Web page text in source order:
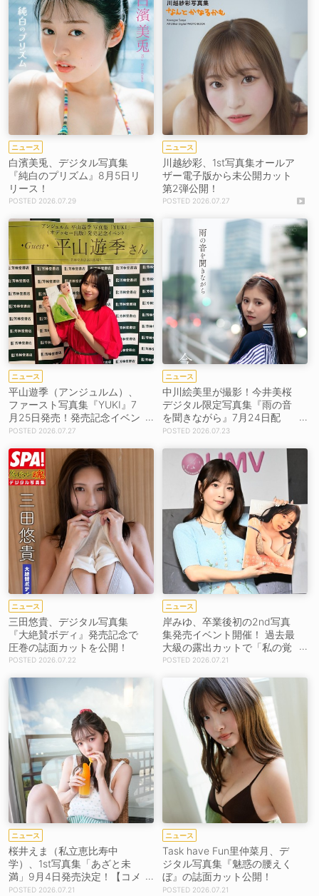
ニュース
白濱美兎、デジタル写真集
『純白のプリズム』8月5日リ
リース！
2026.07.29
ニュース
川越紗彩、1st写真集オールア
ザー電子版から未公開カット
第2弾公開！
2026.07.27
ニュース
平山遊季（アンジュルム）、
ファースト写真集『YUKI』7
月25日発売！発売記念イベン
トも開催！【コメントあり】
2026.07.27
ニュース
中川絵美里が撮影！今井美桜
デジタル限定写真集『雨の音
を聞きながら』7月24日配
信！
2026.07.23
ニュース
三田悠貴、デジタル写真集
『大絶賛ボディ』発売記念で
圧巻の誌面カットを公開！
2026.07.22
ニュース
岸みゆ、卒業後初の2nd写真
集発売イベント開催！ 過去最
大級の露出カットで「私の覚
悟が映っていたらいいな」
2026.07.21
ニュース
桜井えま（私立恵比寿中
学）、1st写真集「あざと未
満」9月4日発売決定！【コメ
ントあり】
2026.07.21
ニュース
Task have Fun里仲菜月、デ
ジタル写真集『魅惑の腰えく
ぼ』の誌面カット公開！
2026.07.21